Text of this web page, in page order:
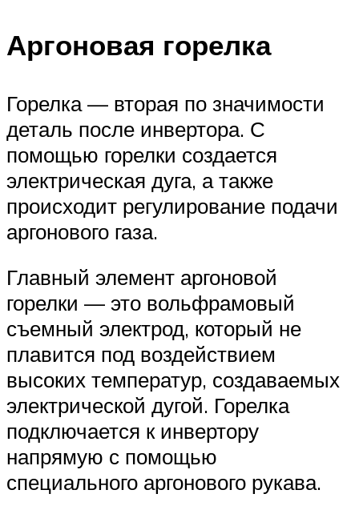
Аргоновая горелка
Горелка — вторая по значимости
деталь после инвертора. С
помощью горелки создается
электрическая дуга, а также
происходит регулирование подачи
аргонового газа.
Главный элемент аргоновой
горелки — это вольфрамовый
съемный электрод, который не
плавится под воздействием
высоких температур, создаваемых
электрической дугой. Горелка
подключается к инвертору
напрямую с помощью
специального аргонового рукава.